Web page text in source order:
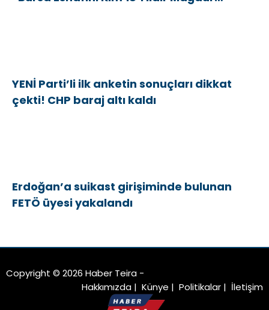
YENİ Parti’li ilk anketin sonuçları dikkat
çekti! CHP baraj altı kaldı
Erdoğan’a suikast girişiminde bulunan
FETÖ üyesi yakalandı
Copyright © 2026 Haber Teira -
Hakkımızda | Künye | Politikalar | İletişim